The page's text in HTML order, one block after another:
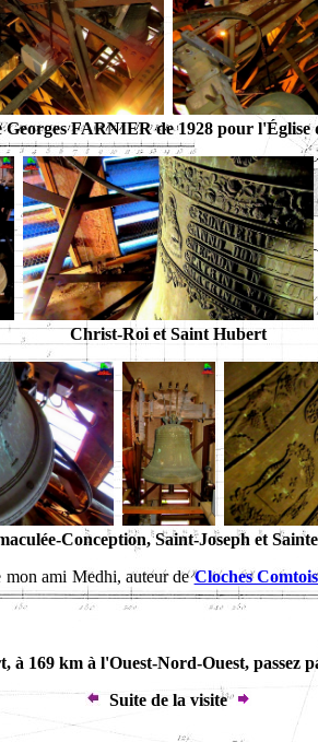
Georges FARNIER de 1928 pour l'Église
Christ-Roi et Saint Hubert
Conception, Saint-Joseph et
mon ami Medhi, auteur deCloches
à 169 km à l'Ouest-Nord-Ouest, passez
Suite de la visite